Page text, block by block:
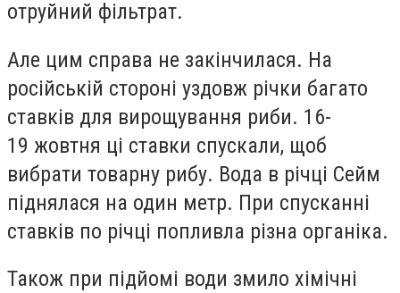
отруйний фільтрат.
Але цим справа не закінчилася. На
російській стороні уздовж річки багато
ставків для вирощування риби. 16-
19 жовтня ці ставки спускали, щоб
вибрати товарну рибу. Вода в річці Сейм
піднялася на один метр. При спусканні
ставків по річці попливла різна органіка.
Також при підйомі води змило хімічні